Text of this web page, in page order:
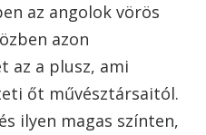
az angolok vörös
azon
az a plusz, ami
őt művésztársaitól.
ilyen magas színten,